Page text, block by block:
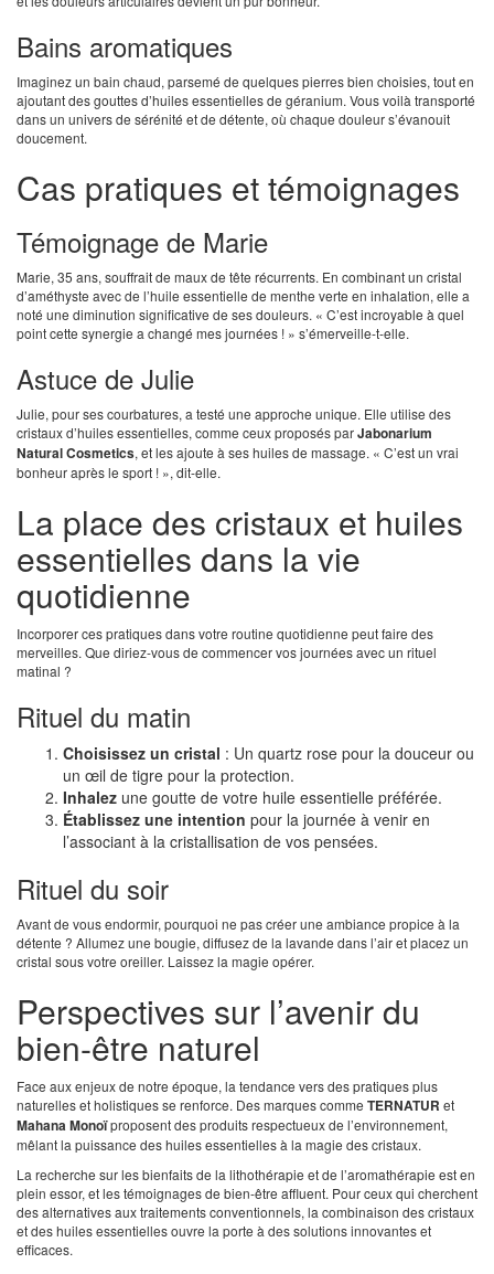
Bains aromatiques
Imaginez un bain chaud, parsemé de quelques pierres bien choisies, tout en
ajoutant des gouttes d’huiles essentielles de géranium. Vous voilà transporté
dans un univers de sérénité et de détente, où chaque douleur s’évanouit
doucement.
Cas pratiques et témoignages
Témoignage de Marie
Marie, 35 ans, souffrait de maux de tête récurrents. En combinant un cristal
d’améthyste avec de l’huile essentielle de menthe verte en inhalation, elle a
noté une diminution significative de ses douleurs. « C’est incroyable à quel
point cette synergie a changé mes journées ! » s’émerveille-t-elle.
Astuce de Julie
Julie, pour ses courbatures, a testé une approche unique. Elle utilise des
cristaux d’huiles essentielles, comme ceux proposés parJabonarium
Natural Cosmetics, et les ajoute à ses huiles de massage. « C’est un vrai
bonheur après le sport ! », dit-elle.
La place des cristaux et huiles
essentielles dans la vie
quotidienne
Incorporer ces pratiques dans votre routine quotidienne peut faire des
merveilles. Que diriez-vous de commencer vos journées avec un rituel
matinal ?
Rituel du matin
Choisissez un cristal : Un quartz rose pour la douceur ou
un œil de tigre pour la protection.
Inhalez une goutte de votre huile essentielle préférée.
Établissez une intention pour la journée à venir en
l’associant à la cristallisation de vos pensées.
Rituel du soir
Avant de vous endormir, pourquoi ne pas créer une ambiance propice à la
détente ? Allumez une bougie, diffusez de la lavande dans l’air et placez un
cristal sous votre oreiller. Laissez la magie opérer.
Perspectives sur l’avenir du
bien-être naturel
Face aux enjeux de notre époque, la tendance vers des pratiques plus
naturelles et holistiques se renforce. Des marques comme TERNATUR et
Mahana Monoïproposent des produits respectueux de l’environnement,
mêlant la puissance des huiles essentielles à la magie des cristaux.
La recherche sur les bienfaits de la lithothérapie et de l’aromathérapie est en
plein essor, et les témoignages de bien-être affluent. Pour ceux qui cherchent
des alternatives aux traitements conventionnels, la combinaison des cristaux
et des huiles essentielles ouvre la porte à des solutions innovantes et
efficaces.